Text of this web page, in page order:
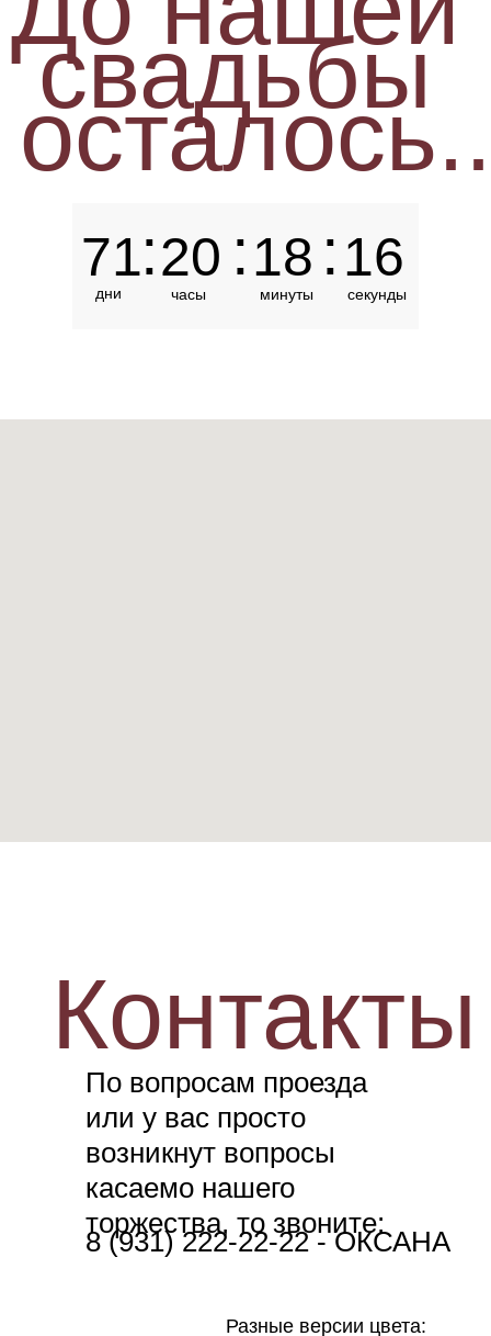
свадьбы
секунды
минуты
часы
дни
16
18
20 :
:
:
71
По вопросам проезда
или у вас просто
возникнут вопросы
касаемо нашего
торжества, то звоните:
8 (931) 222-22-22 - ОКСАНА
Контакты
Разные версии цвета: